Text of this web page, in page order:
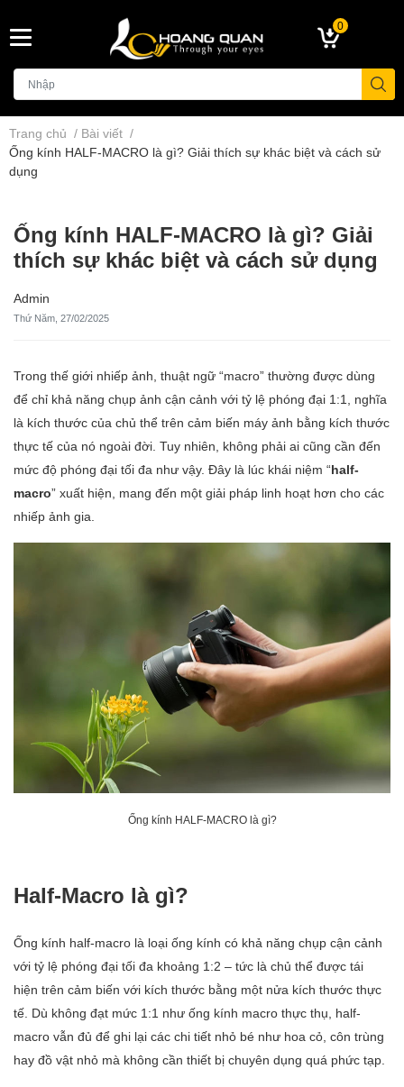
0
Trang chủ / Bài viết /
Ống kính HALF-MACRO là gì? Giải thích sự khác biệt và cách sử
dụng
Ống kính HALF-MACRO là gì? Giải
thích sự khác biệt và cách sử dụng
Admin
Thứ Năm, 27/02/2025
Trong thế giới nhiếp ảnh, thuật ngữ “macro” thường được dùng
để chỉ khả năng chụp ảnh cận cảnh với tỷ lệ phóng đại 1:1, nghĩa
là kích thước của chủ thể trên cảm biến máy ảnh bằng kích thước
thực tế của nó ngoài đời. Tuy nhiên, không phải ai cũng cần đến
mức độ phóng đại tối đa như vậy. Đây là lúc khái niệm “half-
macro” xuất hiện, mang đến một giải pháp linh hoạt hơn cho các
nhiếp ảnh gia.
Ống kính HALF-MACRO là gì?
Half-Macro là gì?
Ống kính half-macro là loại ống kính có khả năng chụp cận cảnh
với tỷ lệ phóng đại tối đa khoảng 1:2 – tức là chủ thể được tái
hiện trên cảm biến với kích thước bằng một nửa kích thước thực
tế. Dù không đạt mức 1:1 như ống kính macro thực thụ, half-
macro vẫn đủ để ghi lại các chi tiết nhỏ bé như hoa cỏ, côn trùng
hay đồ vật nhỏ mà không cần thiết bị chuyên dụng quá phức tạp.